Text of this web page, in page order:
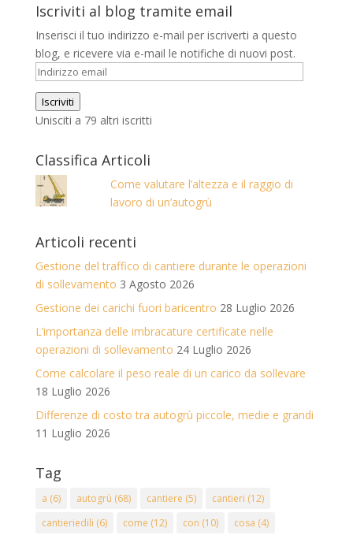
Iscriviti al blog tramite email
Inserisci il tuo indirizzo e-mail per iscriverti a questo
blog, e ricevere via e-mail le notifiche di nuovi post.
Indirizzo
email
Iscriviti
Unisciti a 79 altri iscritti
Classifica Articoli
Come valutare l’altezza e il raggio di
lavoro di un’autogrù
Articoli recenti
Gestione del traffico di cantiere durante le operazioni
di sollevamento 3 Agosto 2026
Gestione dei carichi fuori baricentro 28 Luglio 2026
L’importanza delle imbracature certificate nelle
operazioni di sollevamento 24 Luglio 2026
Come calcolare il peso reale di un carico da sollevare
18 Luglio 2026
Differenze di costo tra autogrù piccole, medie e grandi
11 Luglio 2026
Tag
a (6) autogrù (68) cantiere (5) cantieri (12)
cantieriedili (6) come (12) con (10) cosa (4)